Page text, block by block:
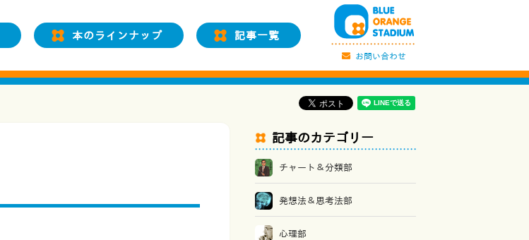
本のラインナップ 記事一覧
お問い合わせ
記事のカテゴリー
チャート＆分類部
発想法＆思考法部
心理部